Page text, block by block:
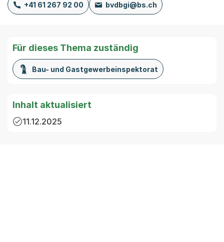
+41 61 267 92 00 bvdbgi@bs.ch
Für dieses Thema zuständig
Bau- und Gastgewerbeinspektorat
Inhalt aktualisiert
11.12.2025